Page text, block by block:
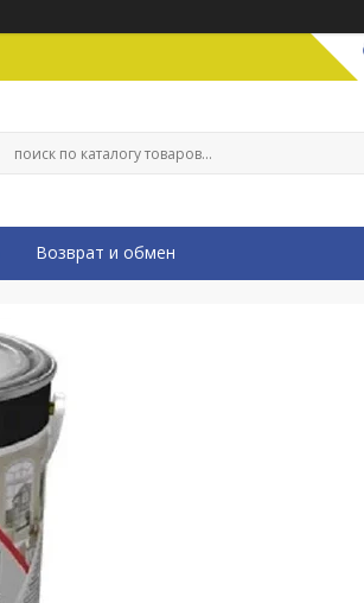
Возврат и обмен